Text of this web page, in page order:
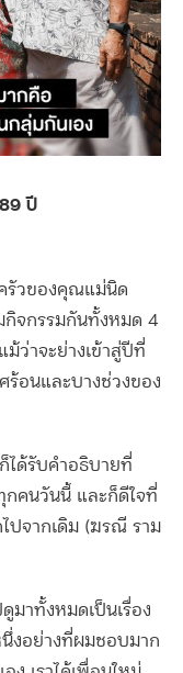
ปี
รัวของคุณแม่นิด
กิจกรรมกันทั้งหมด 4
ว่าจะย่างเข้าสู่ปีที่
อนและบางช่วงของ
ได้รับคำอธิบายที่
กคนวันนี้ และก็ดีใจที่
ปจากเดิม (ฆรณี ราม
ดูมาทั้งหมดเป็นเรื่อง
งอย่างที่ผมชอบมาก